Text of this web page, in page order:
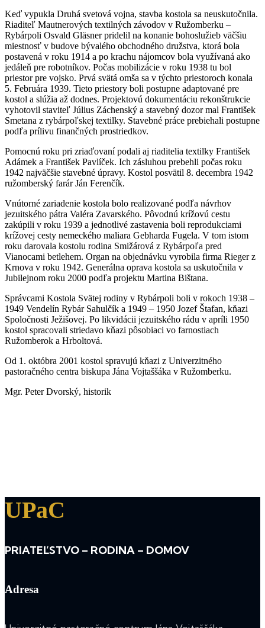
Keď vypukla Druhá svetová vojna, stavba kostola sa neuskutočnila.
Riaditeľ Mautnerových textilných závodov v Ružomberku –
Rybárpoli Osvald Gläsner pridelil na konanie bohoslužieb väčšiu
miestnosť v budove bývalého obchodného družstva, ktorá bola
postavená v roku 1914 a po krachu nájomcov bola využívaná ako
jedáleň pre robotníkov. Počas mobilizácie v roku 1938 tu bol
priestor pre vojsko. Prvá svätá omša sa v týchto priestoroch konala
5. Februára 1939. Tieto priestory boli postupne adaptované pre
kostol a slúžia až dodnes. Projektovú dokumentáciu rekonštrukcie
vyhotovil staviteľ Július Záchenský a stavebný dozor mal František
Smetana z rybárpoľskej textilky. Stavebné práce prebiehali postupne
podľa prílivu finančných prostriedkov.
Pomocnú roku pri zriaďovaní podali aj riaditelia textilky František
Adámek a František Pavlíček. Ich zásluhou prebehli počas roku
1942 najväčšie stavebné úpravy. Kostol posvätil 8. decembra 1942
ružomberský farár Ján Ferenčík.
Vnútorné zariadenie kostola bolo realizované podľa návrhov
jezuitského pátra Valéra Zavarského. Pôvodnú krížovú cestu
zakúpili v roku 1939 a jednotlivé zastavenia boli reprodukciami
krížovej cesty nemeckého maliara Gebharda Fugela. V tom istom
roku darovala kostolu rodina Smižárová z Rybárpoľa pred
Vianocami betlehem. Organ na objednávku vyrobila firma Rieger z
Krnova v roku 1942. Generálna oprava kostola sa uskutočnila v
Jubilejnom roku 2000 podľa projektu Martina Bištana.
Správcami Kostola Svätej rodiny v Rybárpoli boli v rokoch 1938 –
1949 Vendelín Rybár Sahulčík a 1949 – 1950 Jozef Štafan, kňazi
Spoločnosti Ježišovej. Po likvidácii jezuitského rádu v apríli 1950
kostol spracovali striedavo kňazi pôsobiaci vo farnostiach
Ružomberok a Hrboltová.
Od 1. októbra 2001 kostol spravujú kňazi z Univerzitného
pastoračného centra biskupa Jána Vojtaššáka v Ružomberku.
Mgr. Peter Dvorský, historik
UPaC
PRIATEĽSTVO – RODINA – DOMOV
Adresa